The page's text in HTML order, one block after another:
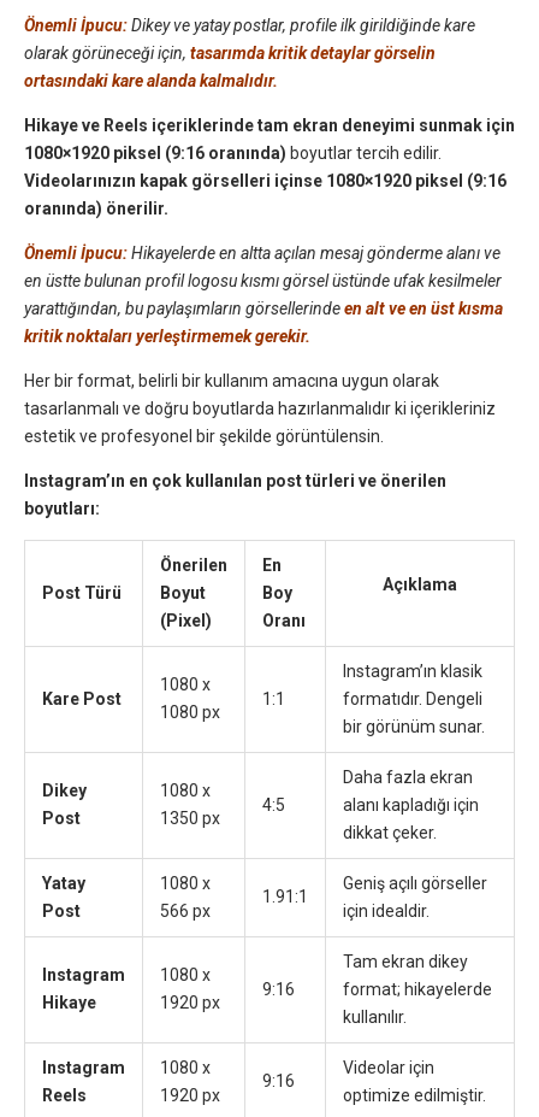
Önemli İpucu:Dikey ve yatay postlar, profile ilk girildiğinde kare
olarak görüneceği için, tasarımda kritik detaylar görselin
ortasındaki kare alanda kalmalıdır.
Hikaye ve Reels içeriklerinde tam ekran deneyimi sunmak için
1080×1920 piksel (9:16 oranında) boyutlar tercih edilir.
Videolarınızın kapak görselleri içinse 1080×1920 piksel (9:16
oranında) önerilir.
Önemli İpucu:Hikayelerde en altta açılan mesaj gönderme alanı ve
en üstte bulunan profil logosu kısmı görsel üstünde ufak kesilmeler
yarattığından, bu paylaşımların görsellerindeen alt ve en üst kısma
kritik noktaları yerleştirmemek gerekir.
Her bir format, belirli bir kullanım amacına uygun olarak
tasarlanmalı ve doğru boyutlarda hazırlanmalıdır ki içerikleriniz
estetik ve profesyonel bir şekilde görüntülensin.
Instagram’ın en çok kullanılan post türleri ve önerilen
boyutları:
Post Türü
Önerilen
Boyut
(Pixel)
En
Boy
Oranı
Açıklama
Kare Post
1080 x
1080 px
1:1
Instagram’ın klasik
formatıdır. Dengeli
bir görünüm sunar.
Dikey
Post
1080 x
1350 px
4:5
Daha fazla ekran
alanı kapladığı için
dikkat çeker.
Yatay
Post
1080 x
566 px
1.91:1
Geniş açılı görseller
için idealdir.
Instagram
Hikaye
1080 x
1920 px
9:16
Tam ekran dikey
format; hikayelerde
kullanılır.
Instagram
Reels
1080 x
1920 px
9:16
Videolar için
optimize edilmiştir.